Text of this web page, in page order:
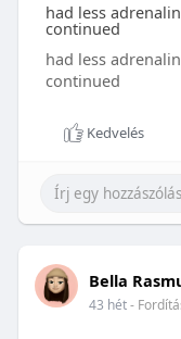
had less
continued
had less
continued
Kedvelés
Bella
43 hét-